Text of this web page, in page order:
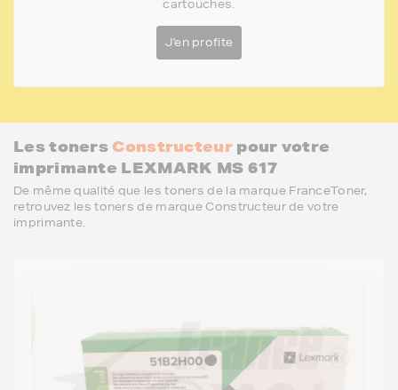
cartouches.
J'en profite
Les toners Constructeurpour votre
imprimante LEXMARK MS 617
De même qualité que les toners de la marque FranceToner,
retrouvez les toners de marque Constructeur de votre
imprimante.